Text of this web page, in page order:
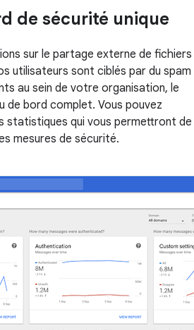
de sécurité unique
sur le partage externe de fichiers
utilisateurs sont ciblés par du spam
au sein de votre organisation, le
de bord complet. Vous pouvez
statistiques qui vous permettront de
mesures de sécurité.